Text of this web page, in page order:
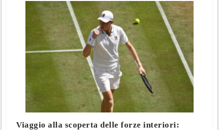
Viaggio alla scoperta delle forze interiori: